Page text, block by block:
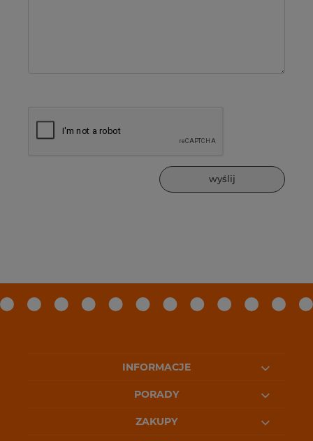
wyślij
INFORMACJE
PORADY
ZAKUPY